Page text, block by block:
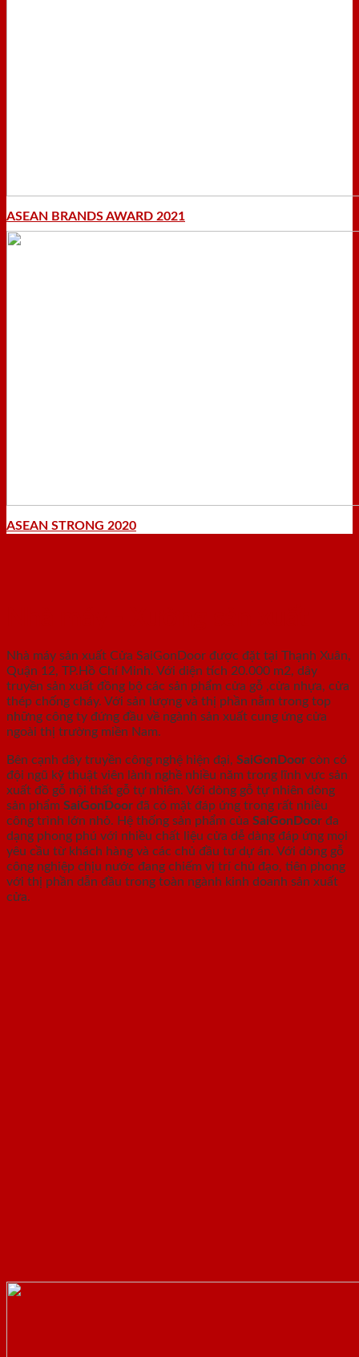
ASEAN BRANDS AWARD 2021
ASEAN STRONG 2020
Nhà máy sản xuất Cửa SaiGonDoor được đặt tại Thạnh Xuân,
Quận 12, TP.Hồ Chí Minh. Với diện tích 20.000 m2, dây
truyền sản xuất đồng bộ các sản phẩm cửa gỗ ,cửa nhựa, cửa
thép chống cháy. Với sản lượng và thị phần nằm trong top
những công ty đứng đầu về ngành sản xuất cung ứng cửa
ngoài thị trường miền Nam.
Bên cạnh dây truyền công nghệ hiện đại, SaiGonDoor còn có
đội ngũ kỹ thuật viên lành nghề nhiều năm trong lĩnh vực sản
xuất đồ gỗ nội thất gỗ tự nhiên. Với dòng gỗ tự nhiên dòng
sản phẩm SaiGonDoor đã có mặt đáp ứng trong rất nhiều
công trình lớn nhỏ. Hệ thống sản phẩm của SaiGonDoor đa
dạng phong phú với nhiều chất liệu cửa dễ dàng đáp ứng mọi
yêu cầu từ khách hàng và các chủ đầu tư dự án. Với dòng gỗ
công nghiệp chịu nước đang chiếm vị trí chủ đạo, tiên phong
với thị phần dẫn đầu trong toàn ngành kinh doanh sản xuất
cửa.